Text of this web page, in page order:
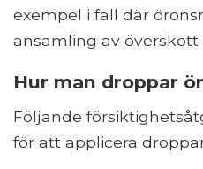
exempel i fall där
ansamling av överskott
Hur man droppar
Följande
för att applicera